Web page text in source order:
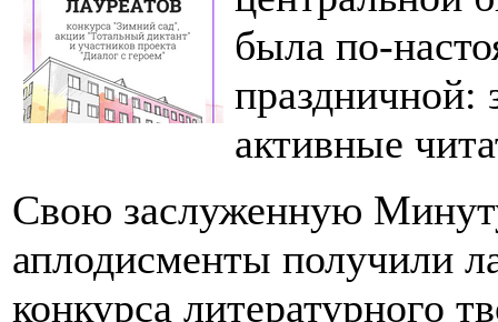
была по-
праздничной:
активные
Свою заслуженную
аплодисменты получили
конкурса литературного